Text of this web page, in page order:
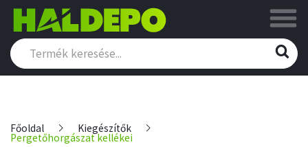
Főoldal Kiegészítők
Pergetőhorgászat kellékei